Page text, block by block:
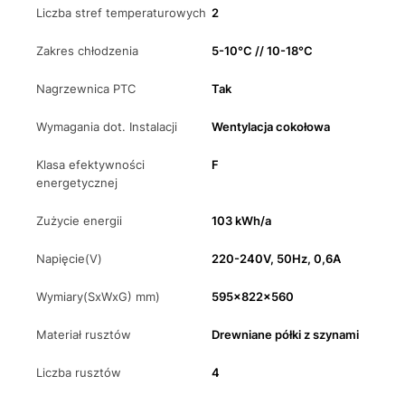
Liczba stref temperaturowych 2
Zakres chłodzenia 5-10°C // 10-18°C
Nagrzewnica PTC Tak
Wymagania dot. Instalacji Wentylacja cokołowa
Klasa efektywności
energetycznej
F
Zużycie energii 103 kWh/a
Napięcie(V) 220-240V, 50Hz, 0,6A
Wymiary(SxWxG) mm) 595x822x560
Materiał rusztów Drewniane półki z szynami
Liczba rusztów 4